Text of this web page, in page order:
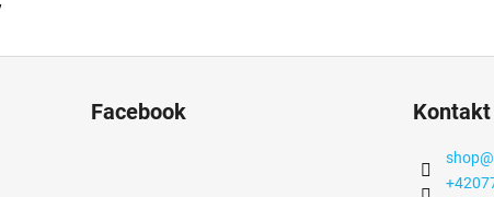
Facebook Kontakt
shop@